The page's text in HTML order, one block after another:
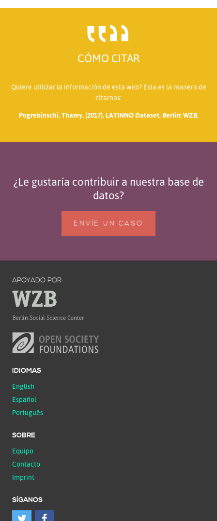
CÓMO CITAR
Quiere utilizar la información de esta web? Esta es la manera de
citarnos:
Pogrebinschi, Thamy. (2017). LATINNO Dataset. Berlin: WZB.
¿Le gustaría contribuir a nuestra base de
datos?
ENVÍE UN CASO
APOYADO POR:
IDIOMAS
English
Español
Português
SOBRE
Equipo
Contacto
Imprint
SÍGANOS